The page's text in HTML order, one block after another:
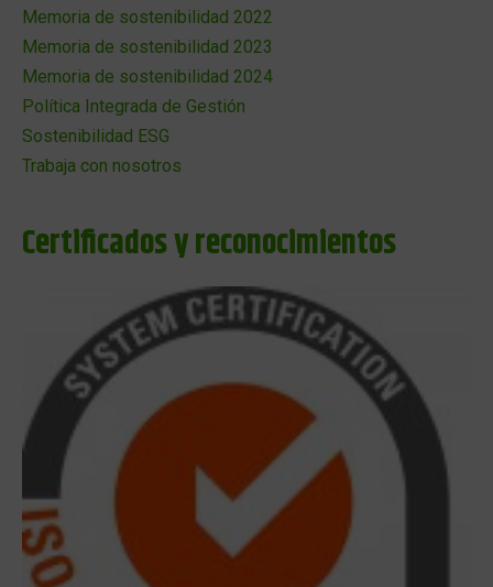
Memoria de sostenibilidad 2022
Memoria de sostenibilidad 2023
Memoria de sostenibilidad 2024
Política Integrada de Gestión
Sostenibilidad ESG
Trabaja con nosotros
Certificados y reconocimientos